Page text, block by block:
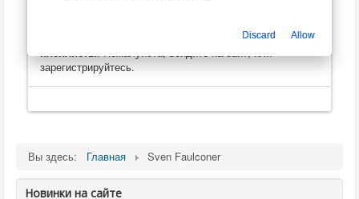
оценивать, оставлять комментарии, создавать
плейлисты. Пожалуйста, войдите на сайт, или
зарегистрируйтесь.
Вы здесь: Главная Sven Faulconer
Новинки на сайте
Discard Allow